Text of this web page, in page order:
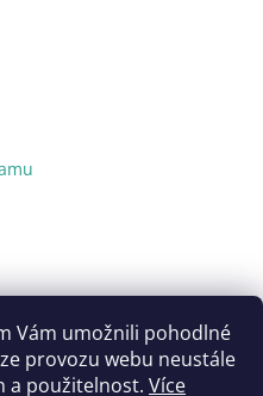
Vám umožnili pohodlné
provozu webu neustále
a použitelnost. Více